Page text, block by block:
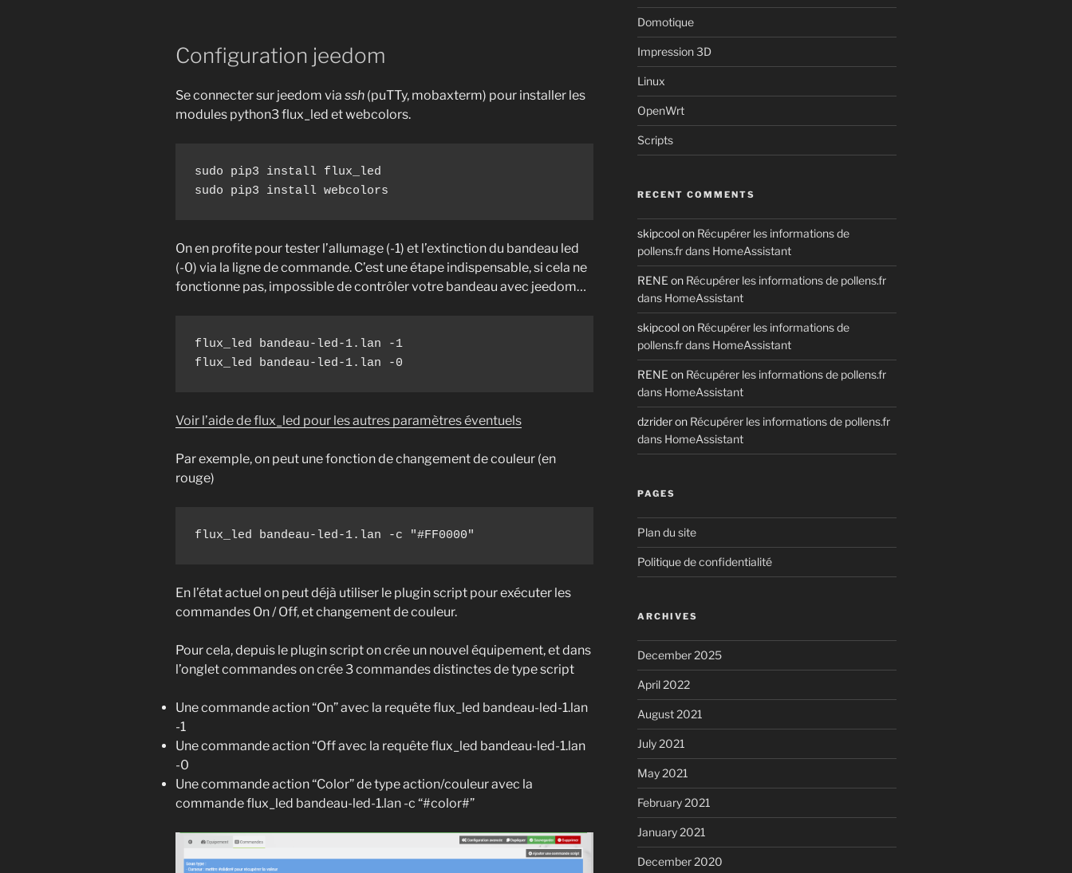
Configuration jeedom
Se connecter sur jeedom via ssh (puTTy, mobaxterm) pour installer les
modules python3 flux_led et webcolors.
sudo pip3 install flux_led
sudo pip3 install webcolors
On en profite pour tester l’allumage (-1) et l’extinction du bandeau led
(-0) via la ligne de commande. C’est une étape indispensable, si cela ne
fonctionne pas, impossible de contrôler votre bandeau avec jeedom…
flux_led bandeau-led-1.lan -1
flux_led bandeau-led-1.lan -0
Voir l’aide de flux_led pour les autres paramètres éventuels
Par exemple, on peut une fonction de changement de couleur (en
rouge)
flux_led bandeau-led-1.lan -c "#FF0000"
En l’état actuel on peut déjà utiliser le plugin script pour exécuter les
commandes On / Off, et changement de couleur.
Pour cela, depuis le plugin script on crée un nouvel équipement, et dans
l’onglet commandes on crée 3 commandes distinctes de type script
Une commande action “On” avec la requête flux_led bandeau-led-1.lan
-1
Une commande action “Off avec la requête flux_led bandeau-led-1.lan
-0
Une commande action “Color” de type action/couleur avec la
commande flux_led bandeau-led-1.lan -c “#color#”
Domotique
Impression 3D
Linux
OpenWrt
Scripts
RECENT COMMENTS
skipcoolon Récupérer les informations de
pollens.fr dans HomeAssistant
RENE on Récupérer les informations de pollens.fr
dans HomeAssistant
skipcoolon Récupérer les informations de
pollens.fr dans HomeAssistant
RENE on Récupérer les informations de pollens.fr
dans HomeAssistant
dzrideron Récupérer les informations de pollens.fr
dans HomeAssistant
PAGES
Plan du site
Politique de confidentialité
ARCHIVES
December 2025
April 2022
August 2021
July 2021
May 2021
February 2021
January 2021
December 2020